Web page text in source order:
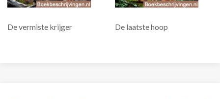
De vermiste krijger De laatste hoop